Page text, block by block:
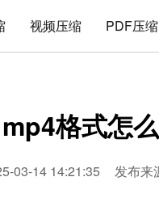
视频压缩 PDF压缩
mp4格式怎
03-14 14:21:35 发布来